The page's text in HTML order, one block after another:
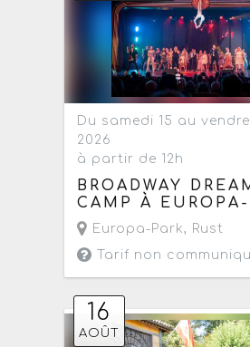
Du samedi 15 au
2026
à partir de 12h
BROADWAY
CAMP À EUROPA-
Europa-Park, Rust
Tarif non
16
AOÛT